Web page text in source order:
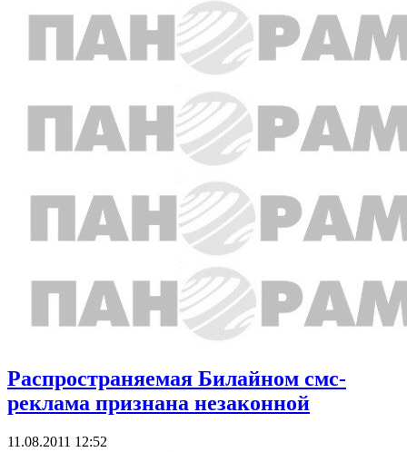
Распространяемая Билайном смс-
реклама признана незаконной
11.08.2011 12:52